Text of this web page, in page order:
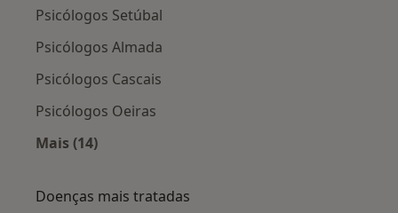
Psicólogos Setúbal
Psicólogos Almada
Psicólogos Cascais
Psicólogos Oeiras
Mais (14)
Doenças mais tratadas